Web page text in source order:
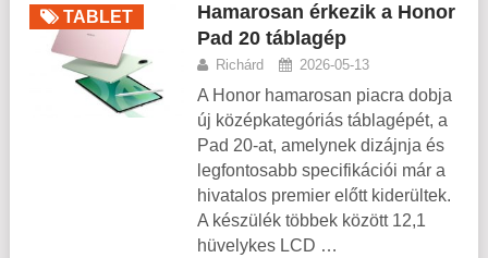
TABLET
Hamarosan érkezik a Honor
Pad 20 táblagép
Richárd 2026-05-13
A Honor hamarosan piacra dobja
új középkategóriás táblagépét, a
Pad 20-at, amelynek dizájnja és
legfontosabb specifikációi már a
hivatalos premier előtt kiderültek.
A készülék többek között 12,1
hüvelykes LCD …